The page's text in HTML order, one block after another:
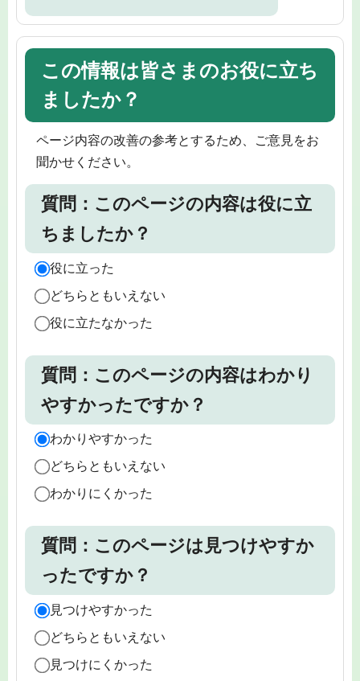
この情報は皆さまのお役に立ち
ましたか？
ページ内容の改善の参考とするため、ご意見をお
聞かせください。
質問：このページの内容は役に立
ちましたか？
役に立った
どちらともいえない
役に立たなかった
質問：このページの内容はわかり
やすかったですか？
わかりやすかった
どちらともいえない
わかりにくかった
質問：このページは見つけやすか
ったですか？
見つけやすかった
どちらともいえない
見つけにくかった